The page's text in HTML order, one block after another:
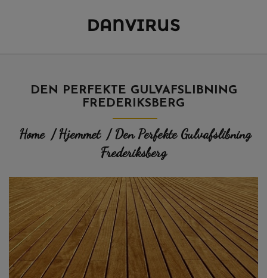
DANVIRUS
DEN PERFEKTE GULVAFSLIBNING
FREDERIKSBERG
Home / Hjemmet / Den Perfekte Gulvafslibning
Frederiksberg